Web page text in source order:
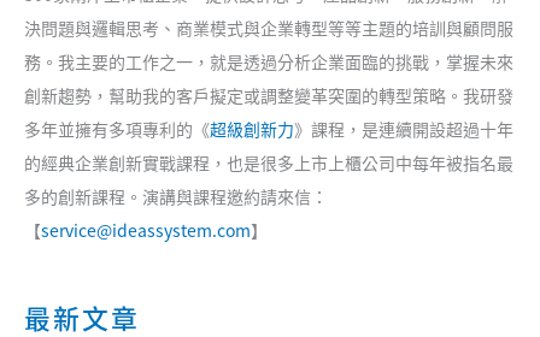
決問題與邏輯思考、商業模式與企業轉型等等主題的培訓與顧問服
務。我主要的工作之一，就是透過分析企業面臨的挑戰，掌握未來
創新趨勢，幫助我的客戶擬定或調整變革突圍的轉型策略。我研發
多年並擁有多項專利的《超級創新力》課程，是連續開設超過十年
的經典企業創新實戰課程，也是很多上市上櫃公司中每年被指名最
多的創新課程。演講與課程邀約請來信：
【service@ideassystem.com】
最新文章